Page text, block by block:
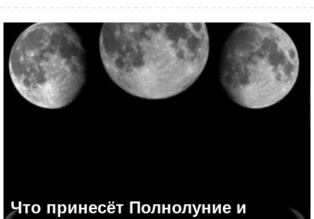
Что принесёт Полнолуние и